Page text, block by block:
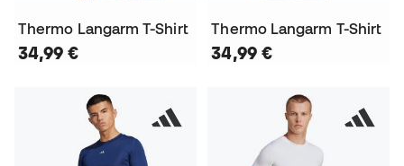
Thermo Langarm T-Shirt
34,99 €
Thermo Langarm T-Shirt
34,99 €